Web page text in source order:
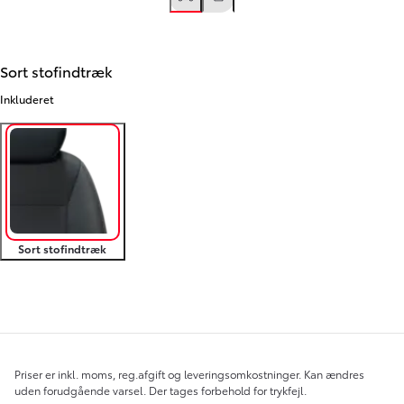
Sort stofindtræk
Inkluderet
Sort stofindtræk
Priser er inkl. moms, reg.afgift og leveringsomkostninger. Kan ændres
uden forudgående varsel. Der tages forbehold for trykfejl.
Gå til forrige